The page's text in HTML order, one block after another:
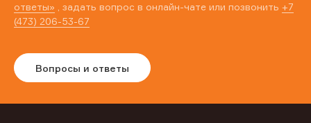
ответы» , задать вопрос в онлайн-чате или позвонить +7
(473) 206-53-67
Вопросы и ответы